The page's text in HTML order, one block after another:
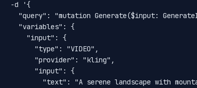
  -d '{
"query": "mutation Generate($input:
    "variables": {
      "input": {
        "type": "VIDEO",
        "provider": "kling",
        "input": {
"text": "A serene landscape with